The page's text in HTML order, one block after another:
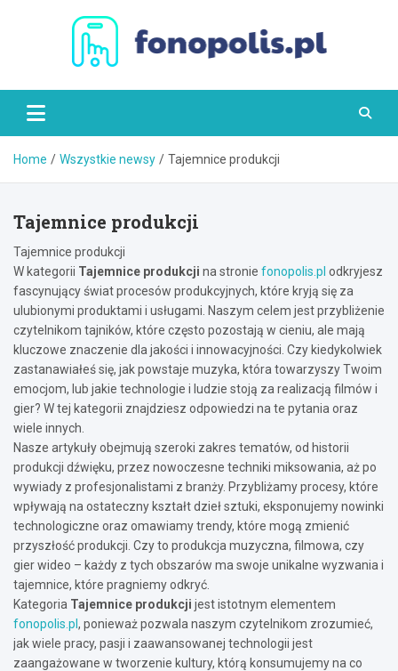
Fonopolis.pl
Home Wszystkie newsy Tajemnice produkcji
Tajemnice produkcji
Tajemnice produkcji
W kategorii Tajemnice produkcji na stronie fonopolis.pl odkryjesz
fascynujący świat procesów produkcyjnych, które kryją się za
ulubionymi produktami i usługami. Naszym celem jest przybliżenie
czytelnikom tajników, które często pozostają w cieniu, ale mają
kluczowe znaczenie dla jakości i innowacyjności. Czy kiedykolwiek
zastanawiałeś się, jak powstaje muzyka, która towarzyszy Twoim
emocjom, lub jakie technologie i ludzie stoją za realizacją filmów i
gier? W tej kategorii znajdziesz odpowiedzi na te pytania oraz
wiele innych.
Nasze artykuły obejmują szeroki zakres tematów, od historii
produkcji dźwięku, przez nowoczesne techniki miksowania, aż po
wywiady z profesjonalistami z branży. Przybliżamy procesy, które
wpływają na ostateczny kształt dzieł sztuki, eksponujemy nowinki
technologiczne oraz omawiamy trendy, które mogą zmienić
przyszłość produkcji. Czy to produkcja muzyczna, filmowa, czy
gier wideo – każdy z tych obszarów ma swoje unikalne wyzwania i
tajemnice, które pragniemy odkryć.
Kategoria Tajemnice produkcji jest istotnym elementem
fonopolis.pl , ponieważ pozwala naszym czytelnikom zrozumieć,
jak wiele pracy, pasji i zaawansowanej technologii jest
zaangażowane w tworzenie kultury, którą konsumujemy na co